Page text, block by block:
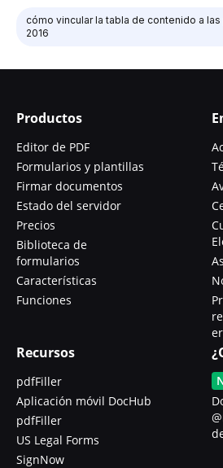
cómo vincular la tabla de contenido a
2016
Productos
Editor de PDF
Formularios y plantillas
Firmar documentos
Estado del servidor
Precios
Biblioteca de
formularios
Características
Funciones
Recursos
pdfFiller
Aplicación móvil DocHub
pdfFiller
US Legal Forms
SignNow